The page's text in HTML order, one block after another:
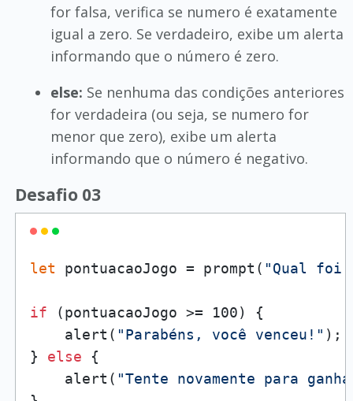
for falsa, verifica se numero é exatamente
igual a zero. Se verdadeiro, exibe um alerta
informando que o número é zero.
else: Se nenhuma das condições anteriores
for verdadeira (ou seja, se numero for
menor que zero), exibe um alerta
informando que o número é negativo.
Desafio 03
let pontuacaoJogo = prompt( "Qual foi
if (pontuacaoJogo >= 100) {
    alert(
"Parabéns, você venceu!" );
} else {
    alert(
"Tente novamente para